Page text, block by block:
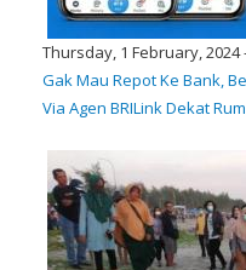
Thursday, 1 February, 2024
Gak Mau Repot Ke Bank,
Via Agen BRILink Dekat